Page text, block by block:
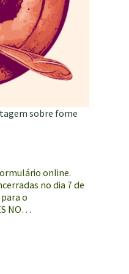
sobre fome
online.
no dia 7 de
o
NO…